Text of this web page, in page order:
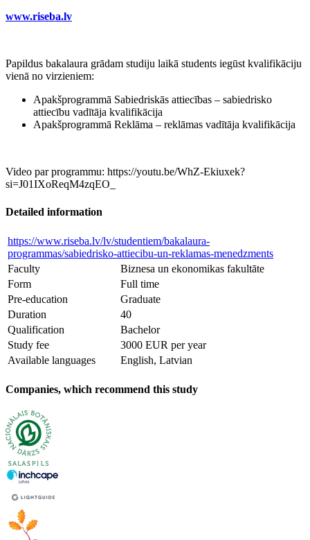
www.riseba.lv
Papildus bakalaura grādam studiju laikā students iegūst kvalifikāciju
vienā no virzieniem:
Apakšprogrammā Sabiedriskās attiecības – sabiedrisko
attiecību vadītāja kvalifikācija
Apakšprogrammā Reklāma – reklāmas vadītāja kvalifikācija
Video par programmu: https://youtu.be/WhZ-Ekiuxek?
si=J01IXoReqM4zqEO_
Detailed information
https://www.riseba.lv/lv/studentiem/bakalaura-
programmas/sabiedrisko-attiecibu-un-reklamas-menedzments
Faculty
Biznesa un ekonomikas fakultāte
Form
Full time
Pre-education
Graduate
Duration
40
Qualification
Bachelor
Study fee
3000 EUR per year
Available languages
English, Latvian
Companies, which recommend this study